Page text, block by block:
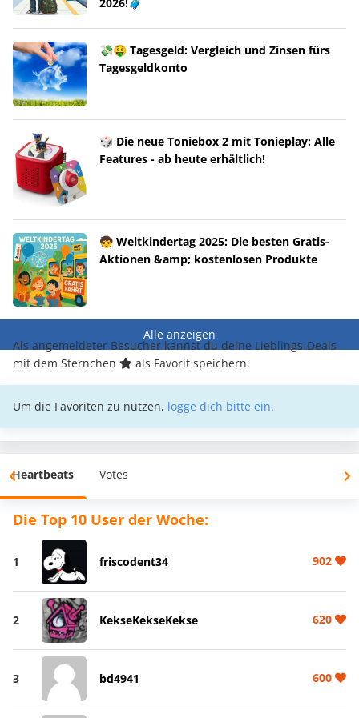
💸🤑 Tagesgeld: Vergleich und Zinsen fürs
Tagesgeldkonto
🎲 Die neue Toniebox 2 mit Tonieplay: Alle
Features - ab heute erhältlich!
🧒 Weltkindertag 2025: Die besten Gratis-
Aktionen &amp; kostenlosen Produkte
Alle anzeigen
Als angemeldeter Besucher kannst du deine Lieblings-Deals
mit dem Sternchen
als Favorit speichern.
Um die Favoriten zu nutzen, logge dich bitte ein.
Heartbeats Votes
Die Top 10 User der Woche:
1 friscodent34 902
2 KekseKekseKekse 620
3 bd4941 600